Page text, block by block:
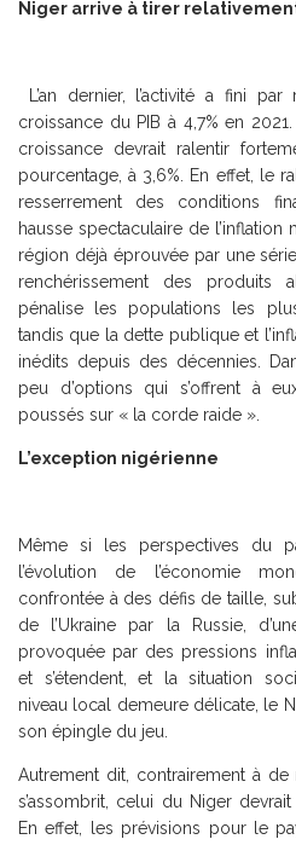
Niger arrive à tirer
L’an dernier, l’activité a fini
croissance du PIB à 4,7% en
croissance devrait ralentir
pourcentage, à 3,6%. En effet, le
resserrement des conditions
hausse spectaculaire de
région déjà éprouvée par une
renchérissement des produits
pénalise les populations les
tandis que la dette publique et
inédits depuis des décennies.
peu d’options qui s’offrent à
poussés sur « la corde raide ».
L’exception nigérienne
Même si les perspectives du
l’évolution de l’économie
confrontée à des défis de taille,
de l’Ukraine par la Russie,
provoquée par des pressions
et s’étendent, et la situation
niveau local demeure délicate, le
son épingle du jeu.
Autrement dit, contrairement à
s’assombrit, celui du Niger
En effet, les prévisions pour le